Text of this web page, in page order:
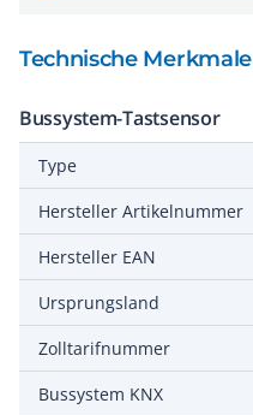
Technische Merkmale
Bussystem-Tastsensor
Type
Hersteller Artikelnummer
Hersteller EAN
Ursprungsland
Zolltarifnummer
Bussystem KNX